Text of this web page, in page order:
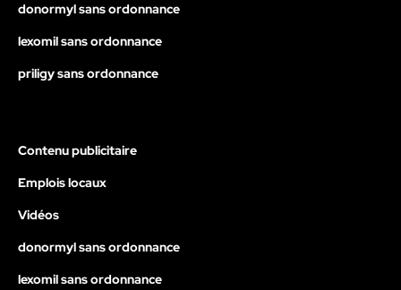
donormyl sans ordonnance
lexomil sans ordonnance
priligy sans ordonnance
Contenu publicitaire
Emplois locaux
Vidéos
donormyl sans ordonnance
lexomil sans ordonnance